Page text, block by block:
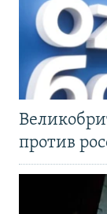
против